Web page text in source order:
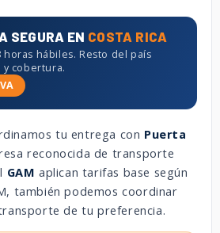
SEGURA EN COSTA RICA
horas hábiles. Resto del país
y cobertura.
tu entrega con Puerta
reconocida de transporte
GAM aplican tarifas base según
también podemos coordinar
de tu preferencia.